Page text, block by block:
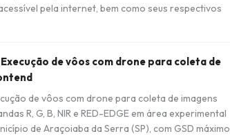
pela internet, bem como seus respectivos
de vôos com drone para coleta de
de vôos com drone para coleta de imagens
R, G, B, NIR e RED-EDGE em área experimental
de Araçoiaba da Serra (SP), com GSD máximo